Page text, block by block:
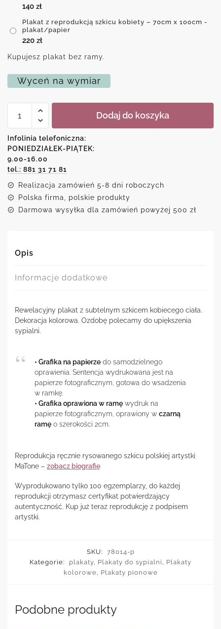
140 zł
Plakat z reprodukcją szkicu kobiety – 70cm x 100cm -
plakat/papier
220 zł
Kupujesz plakat bez ramy.
Wyceń na wymiar
ilość
Plakat
szkicu
kobiety
Dodaj do koszyka
Infolinia telefoniczna:
PONIEDZIAŁEK-PIĄTEK:
9.00-16.00
tel.: 881 31 71 81
Realizacja zamówień 5-8 dni roboczych
Polska firma, polskie produkty
Darmowa wysyłka dla zamówień powyżej 500 zł
Opis
Informacje dodatkowe
Rewelacyjny plakat z subtelnym szkicem kobiecego ciała.
Dekoracja kolorowa. Ozdobę polecamy do upiększenia
sypialni.
• Grafika na papierze do samodzielnego
oprawienia. Sentencja wydrukowana jest na
papierze fotograficznym, gotowa do wsadzenia
w ramkę.
• Grafika oprawiona w ramę wydruk na
papierze fotograficznym, oprawiony w czarną
ramę o szerokości 2cm.
Reprodukcja ręcznie rysowanego szkicu polskiej artystki
MaTone – zobacz biografię
Wyprodukowano tylko 100 egzemplarzy, do każdej
reprodukcji otrzymasz certyfikat potwierdzający
autentyczność. Kup już teraz reprodukcję z podpisem
artystki.
SKU:
78014-p
Kategorie:
plakaty, Plakaty do sypialni , Plakaty
kolorowe, Plakaty pionowe
Podobne produkty